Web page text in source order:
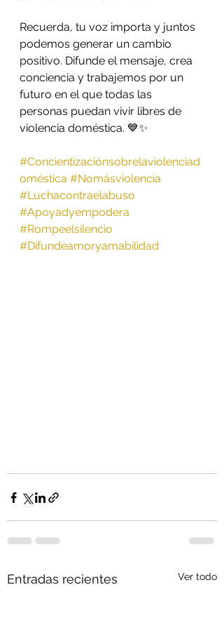
Recuerda, tu voz importa y juntos
podemos generar un cambio
positivo. Difunde el mensaje, crea
conciencia y trabajemos por un
futuro en el que todas las
personas puedan vivir libres de
violencia doméstica. 💙✨
#Concientizaciónsobrelaviolenciad
oméstica #Nomásviolencia
#Luchacontraelabuso
#Apoyadyempodera
#Rompeelsilencio
#Difundeamoryamabilidad
Entradas recientes Ver todo